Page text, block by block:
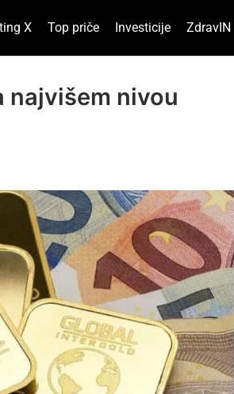
X Top priče Investicije ZdravIN
najvišem nivou